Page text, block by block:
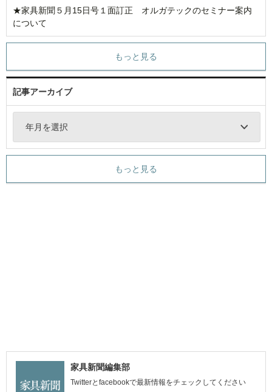
★家具新聞５月15日号１面訂正 オルガテックのセミナー案内
について
もっと見る
記事アーカイブ
年月を選択
もっと見る
家具新聞編集部
Twitterとfacebookで最新情報をチェックしてください